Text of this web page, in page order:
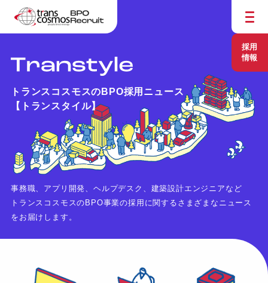
採用
情報
トランスコスモスのBPO採用ニュース
【トランスタイル】
事務職、アプリ開発、ヘルプデスク、建築設計エンジニアなど
トランスコスモスのBPO事業の採用に関するさまざまなニュース
をお届けします。